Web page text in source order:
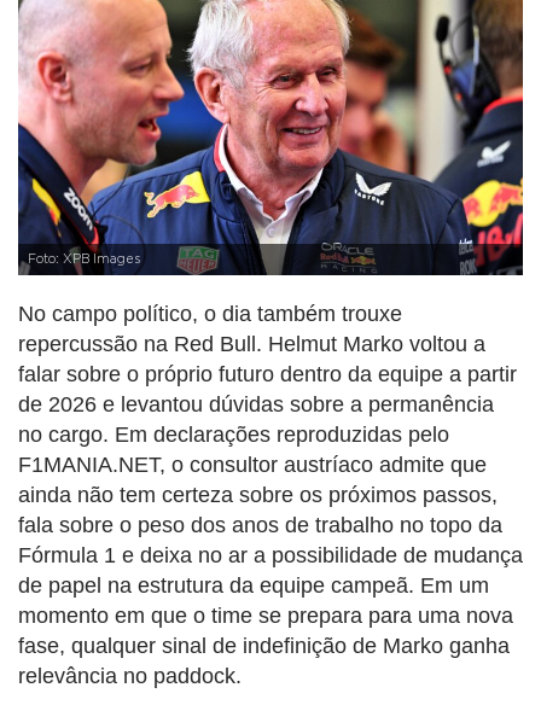
Foto: XPB Images
No campo político, o dia também trouxe
repercussão na Red Bull. Helmut Marko voltou a
falar sobre o próprio futuro dentro da equipe a partir
de 2026 e levantou dúvidas sobre a permanência
no cargo. Em declarações reproduzidas pelo
F1MANIA.NET, o consultor austríaco admite que
ainda não tem certeza sobre os próximos passos,
fala sobre o peso dos anos de trabalho no topo da
Fórmula 1 e deixa no ar a possibilidade de mudança
de papel na estrutura da equipe campeã. Em um
momento em que o time se prepara para uma nova
fase, qualquer sinal de indefinição de Marko ganha
relevância no paddock.